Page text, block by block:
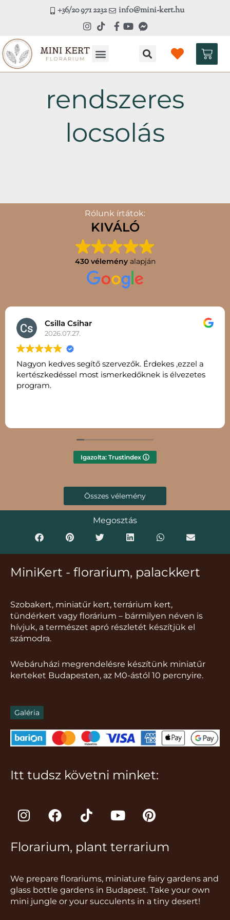
+36/20 971 2232 info@mini-kert.hu
rendszeres
locsolás
Rólunk írtátok:
KIVÁLÓ
430 véleményalapján
Csilla Csihar
2026.07.27.
Nagyon kedves segítő szervezők. Érdekes ,ezzel a
kertészkedéssel most ismerkedőknek is élvezetes
program.
Igazolta: Trustindex
Összes vélemény
Megosztás
MiniKert - florarium, palackkert
Szobakert, miniatűr kert, terrárium kert,
tündérkert vagy florárium – bármilyen néven is
hívjuk, a természet apró részletét készítjük el
számodra.
Webáruházi megrendelésre készítünk miniatűr
kerteket Budapesten, az M0-ástól 10 percnyire.
Galéria
Itt tudsz követni minket:
I
n
t
g
r
a
F
a
e
o
o
k
T
i
t
k
Y
o
t
b
e
P
i
t
r
e
s
Florarium, plant terrarium
We prepare florariums, miniature fairy gardens and
glass bottle gardens in Budapest. Take your own
mini jungle or your succulents in a tiny desert!